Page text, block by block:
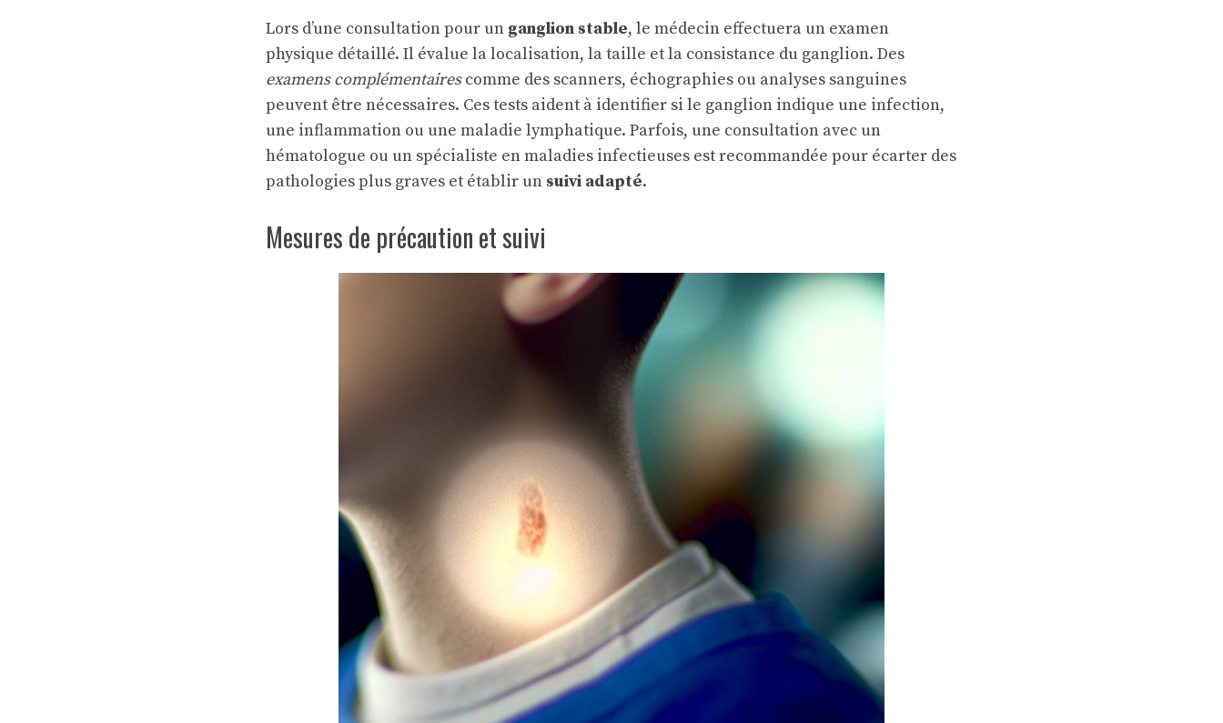
Lors d’une consultation pour un ganglion stable, le médecin effectuera un examen
physique détaillé. Il évalue la localisation, la taille et la consistance du ganglion. Des
examens complémentairescomme des scanners, échographies ou analyses sanguines
peuvent être nécessaires. Ces tests aident à identifier si le ganglion indique une infection,
une inflammation ou une maladie lymphatique. Parfois, une consultation avec un
hématologue ou un spécialiste en maladies infectieuses est recommandée pour écarter des
pathologies plus graves et établir un suivi adapté.
Mesures de précaution et suivi